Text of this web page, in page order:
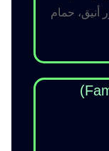
أنيق، حمام